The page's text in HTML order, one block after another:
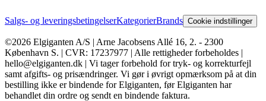
Salgs- og leveringsbetingelserKategorierBrands Cookie indstillinger
©2026 Elgiganten A/S | Arne Jacobsens Allé 16, 2. - 2300
København S. | CVR: 17237977 | Alle rettigheder forbeholdes |
hello@elgiganten.dk | Vi tager forbehold for tryk- og korrekturfejl
samt afgifts- og prisændringer. Vi gør i øvrigt opmærksom på at din
bestilling ikke er bindende for Elgiganten, før Elgiganten har
behandlet din ordre og sendt en bindende faktura.